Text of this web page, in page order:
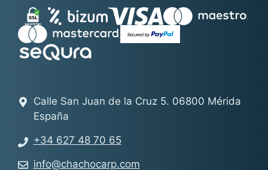
Calle San Juan de la Cruz 5. 06800 Mérida
España
+34 627 48 70 65
info@chachocarp.com